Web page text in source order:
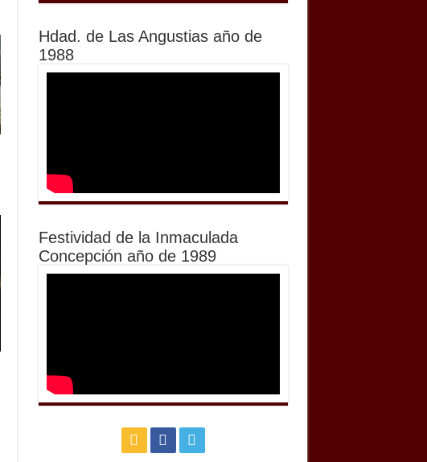
Hdad. de Las Angustias año de
1988
Festividad de la Inmaculada
Concepción año de 1989